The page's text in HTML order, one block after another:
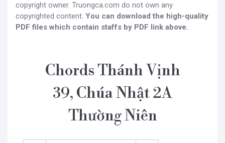
copyright owner. Truongca.com do not own any
copyrighted content. You can download the high-quality
PDF files which contain staffs by PDF link above.
Chords Thánh Vịnh
39, Chúa Nhật 2A
Thường Niên